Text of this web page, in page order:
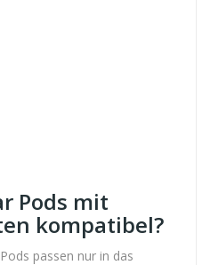
Pods mit
kompatibel?
passen nur in das